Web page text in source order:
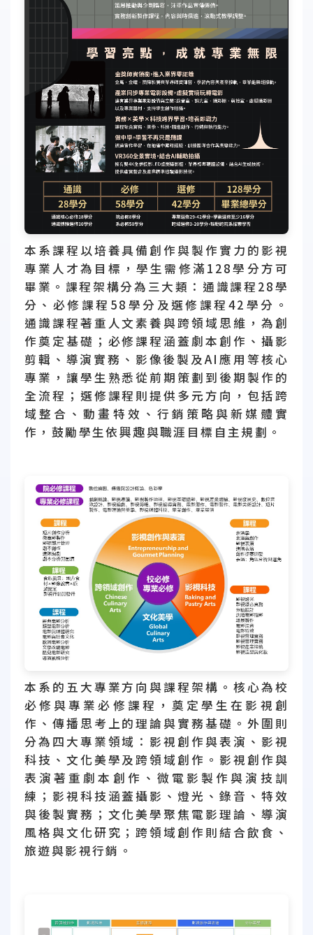
本系課程以培養具備創作與製作實力的影視
專業人才為目標，學生需修滿128學分方可
畢業。課程架構分為三大類：通識課程28學
分、必修課程58學分及選修課程42學分。
通識課程著重人文素養與跨領域思維，為創
作奠定基礎；必修課程涵蓋劇本創作、攝影
剪輯、導演實務、影像後製及AI應用等核心
專業，讓學生熟悉從前期策劃到後期製作的
全流程；選修課程則提供多元方向，包括跨
域整合、動畫特效、行銷策略與新媒體實
作，鼓勵學生依興趣與職涯目標自主規劃。
本系的五大專業方向與課程架構。核心為校
必修與專業必修課程，奠定學生在影視創
作、傳播思考上的理論與實務基礎。外圍則
分為四大專業領域：影視創作與表演、影視
科技、文化美學及跨領域創作。影視創作與
表演著重劇本創作、微電影製作與演技訓
練；影視科技涵蓋攝影、燈光、錄音、特效
與後製實務；文化美學聚焦電影理論、導演
風格與文化研究；跨領域創作則結合飲食、
旅遊與影視行銷。